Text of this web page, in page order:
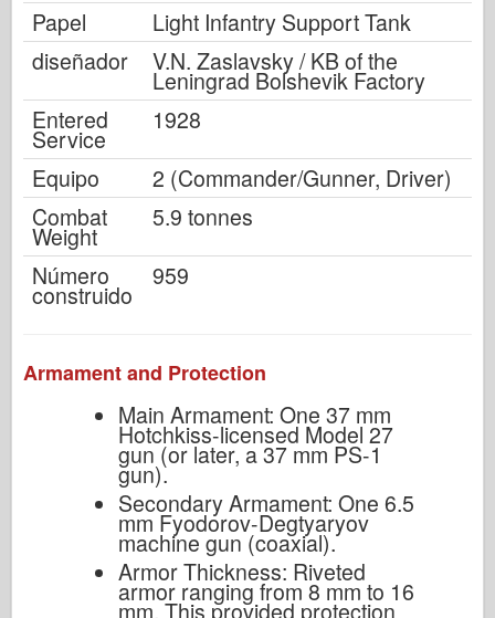
Papel
Light Infantry Support Tank
diseñador
V.N. Zaslavsky / KB of the
Leningrad Bolshevik Factory
Entered
Service
1928
Equipo
2 (Commander/Gunner, Driver)
Combat
Weight
5.9 tonnes
Número
construido
959
Armament and Protection
Main Armament: One 37 mm
Hotchkiss-licensed Model 27
gun (or later, a 37 mm PS-1
gun).
Secondary Armament: One 6.5
mm Fyodorov-Degtyaryov
machine gun (coaxial).
Armor Thickness: Riveted
armor ranging from 8 mm to 16
mm. This provided protection